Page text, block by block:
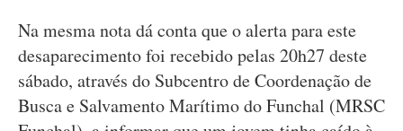
Na mesma nota dá conta que o alerta para este
desaparecimento foi recebido pelas 20h27 deste
sábado, através do Subcentro de Coordenação de
Busca e Salvamento Marítimo do Funchal (MRSC